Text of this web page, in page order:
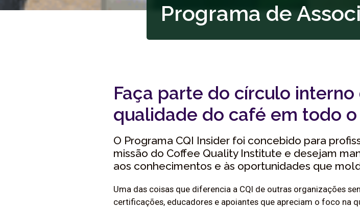
Programa de
Faça parte do círculo
qualidade do café em todo
O Programa CQI Insider foi concebido para
missão do Coffee Quality Institute e desejam
aos conhecimentos e às oportunidades que
Uma das coisas que diferencia a CQI de outras organizações
certificações, educadores e apoiantes que apreciam o foco na